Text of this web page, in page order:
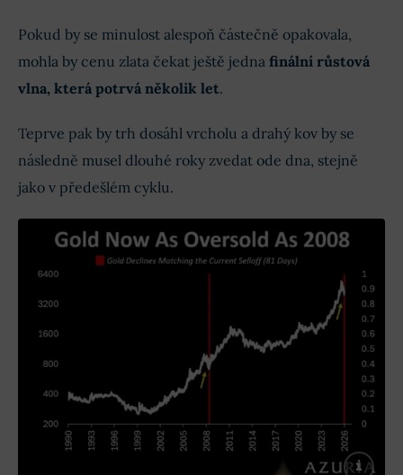
Pokud by se minulost alespoň částečně opakovala,
mohla by cenu zlata čekat ještě jedna finální růstová
vlna, která potrvá několik let.
Teprve pak by trh dosáhl vrcholu a drahý kov by se
následně musel dlouhé roky zvedat ode dna, stejně
jako v předešlém cyklu.